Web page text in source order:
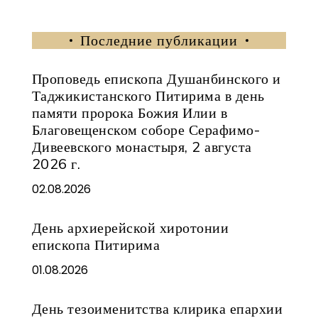
Последние публикации
Проповедь епископа Душанбинского и
Таджикистанского Питирима в день
памяти пророка Божия Илии в
Благовещенском соборе Серафимо-
Дивеевского монастыря, 2 августа
2026 г.
02.08.2026
День архиерейской хиротонии
епископа Питирима
01.08.2026
День тезоименитства клирика епархии